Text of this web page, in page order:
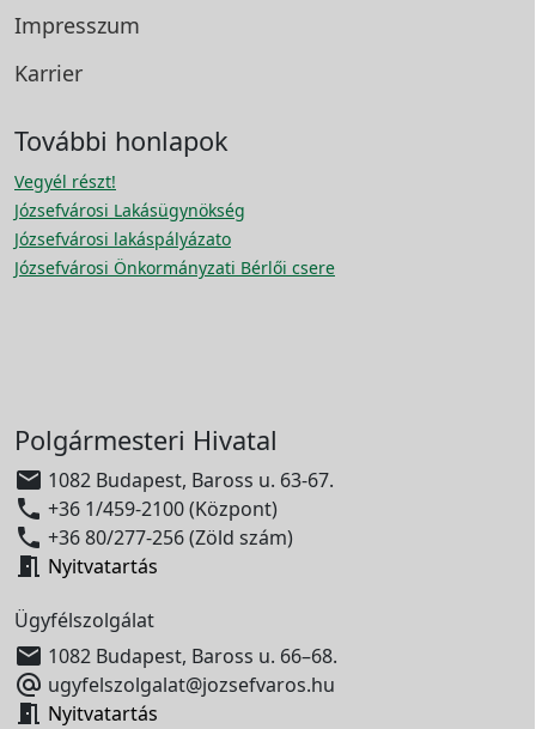
Impresszum
Karrier
További honlapok
Vegyél részt!
Józsefvárosi Lakásügynökség
Józsefvárosi lakáspályázato
Józsefvárosi Önkormányzati Bérlői csere
Polgármesteri Hivatal
 1082 Budapest, Baross u. 63-67.
 +36 1/459-2100 (Központ)
 +36 80/277-256 (Zöld szám)
 Nyitvatartás
Ügyfélszolgálat
 1082 Budapest, Baross u. 66–68.
 ugyfelszolgalat@jozsefvaros.hu
 Nyitvatartás